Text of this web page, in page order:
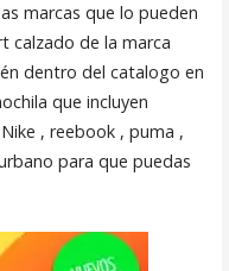
marcas que lo pueden
calzado de la marca
dentro del catalogo en
que incluyen
, reebook , puma ,
para que puedas